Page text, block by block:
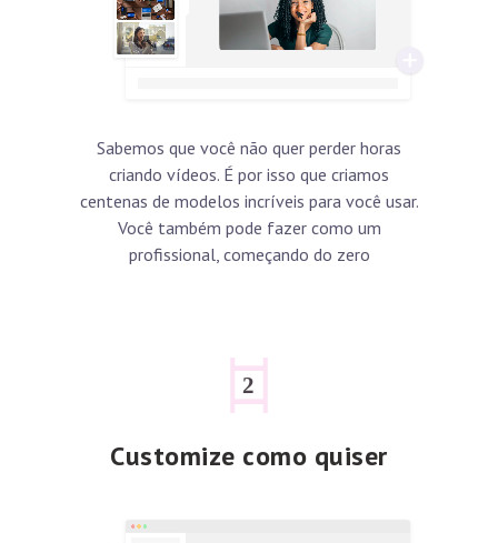
Sabemos que você não quer perder horas
criando vídeos. É por isso que criamos
centenas de modelos incríveis para você usar.
Você também pode fazer como um
profissional, começando do zero
Customize como quiser